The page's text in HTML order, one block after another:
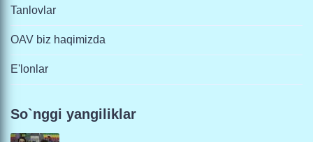
Tanlovlar
OAV biz haqimizda
E'lonlar
So`nggi yangiliklar